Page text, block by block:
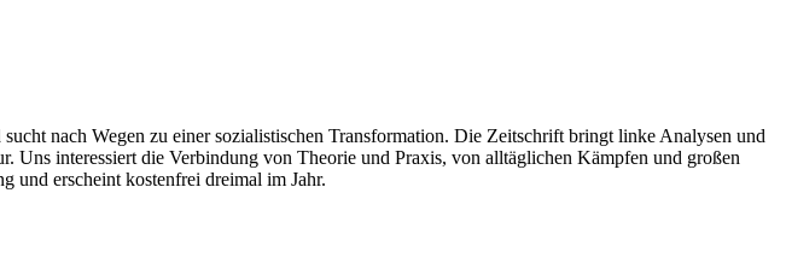
nach Wegen zu einer sozialistischen Transformation. Die Zeitschrift bringt linke Analysen und
Uns interessiert die Verbindung von Theorie und Praxis, von alltäglichen Kämpfen und großen
und erscheint kostenfrei dreimal im Jahr.